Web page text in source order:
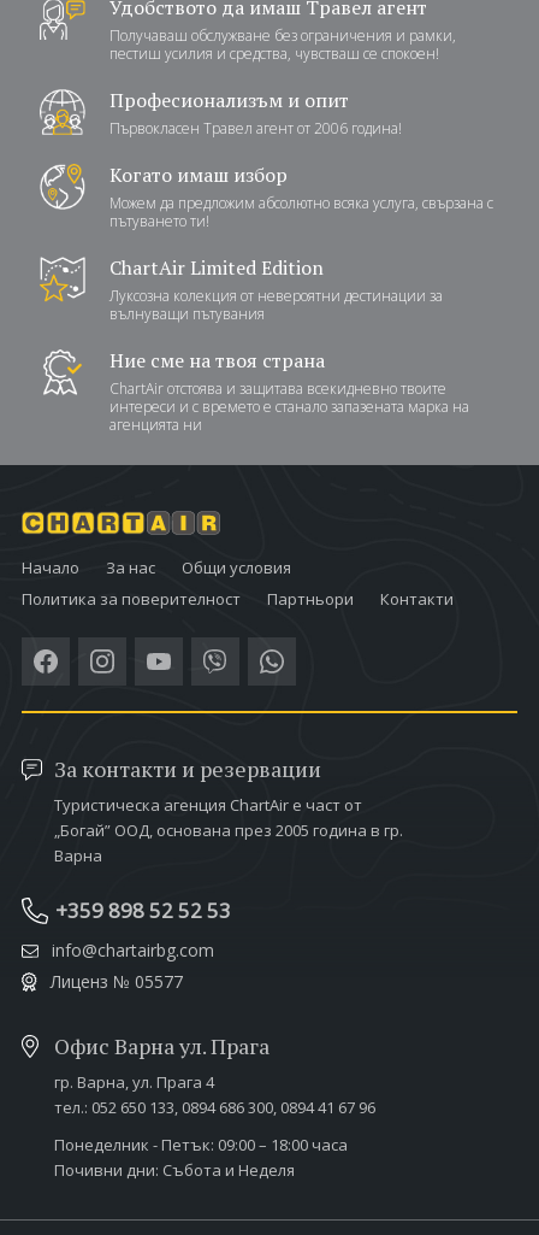
Удобството да имаш Травел агент
Получаваш обслужване без ограничения и рамки,
пестиш усилия и средства, чувстваш се спокоен!
Професионализъм и опит
Първокласен Травел агент от 2006 година!
Когато имаш избор
Можем да предложим абсолютно всяка услуга, свързана с
пътуването ти!
ChartAir Limited Edition
Луксозна колекция от невероятни дестинации за
вълнуващи пътувания
Ние сме на твоя страна
ChartAir отстоява и защитава всекидневно твоите
интереси и с времето е станало запазената марка на
агенцията ни
Начало За нас
Общи условия
Политика за поверителност
Партньори Контакти
За контакти и резервации
Туристическа агенция ChartAir е част от
„Богай” ООД, основана през 2005 година в гр.
Варна
+359 898 52 52 53
info@chartairbg.com
Лиценз № 05577
Офис Варна ул. Прага
гр. Варна,ул. Прага 4
тел.: 052 650 133, 0894 686 300, 0894 41 67 96
Понеделник - Петък: 09:00 – 18:00 часа
Почивни дни: Събота и Неделя